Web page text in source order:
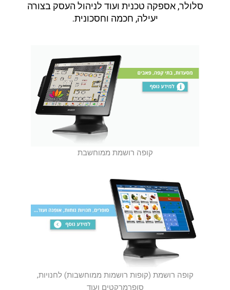
סלולר, אספקה טכנית ועוד לניהול העסק בצורה
יעילה, חכמה וחסכונית.
קופה רושמת ממוחשבת
קופה רושמת (קופות רושמות ממוחשבות) לחנויות,
סופרמרקטים ועוד